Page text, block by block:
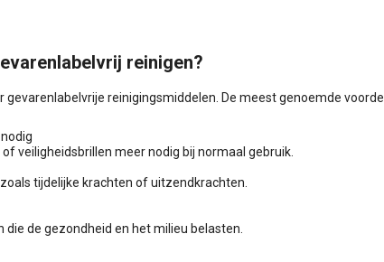
reinigen?
reinigingsmiddelen. De meest genoemde
veiligheidsbrillen meer nodig bij normaal gebruik.
tijdelijke krachten of uitzendkrachten.
de gezondheid en het milieu belasten.